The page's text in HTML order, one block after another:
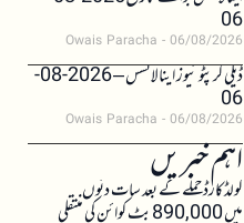
06
Owais Paracha 06/08/2026
ڈیلی کرپٹو نیوز اینالائسس – 2026-08-
06
Owais Paracha 06/08/2026
اہم خبریں
کولڈکارڈ حملے کے بعد سات دنوں
میں 890,000 بٹ کوائن کی منتقلی